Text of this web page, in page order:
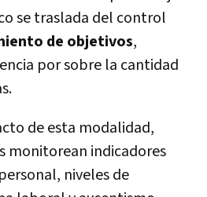
se traslada del control
de objetivos,
por sobre la cantidad
de esta modalidad,
monitorean indicadores
niveles de